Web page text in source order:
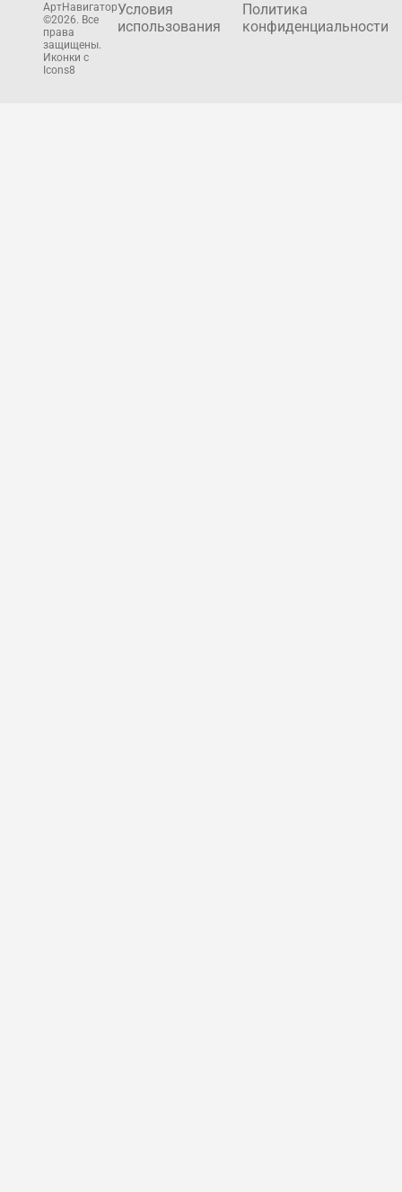
АртНавигатор
©2026. Все
права
защищены.
Иконки с
Icons8
Условия
использования
Политика
конфиденциальности